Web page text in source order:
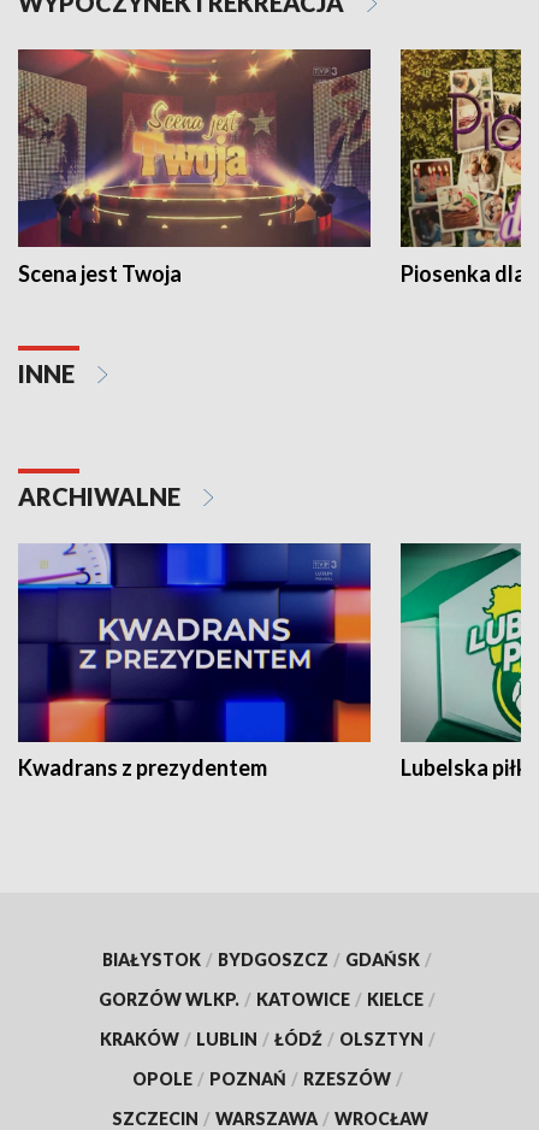
Scena jest Twoja Piosenka dla
INNE
ARCHIWALNE
Kwadrans z prezydentem Lubelska piłka
BIAŁYSTOK / BYDGOSZCZ / GDAŃSK /
GORZÓW WLKP. / KATOWICE / KIELCE /
KRAKÓW / LUBLIN / ŁÓDŹ / OLSZTYN /
OPOLE / POZNAŃ / RZESZÓW /
SZCZECIN / WARSZAWA / WROCŁAW